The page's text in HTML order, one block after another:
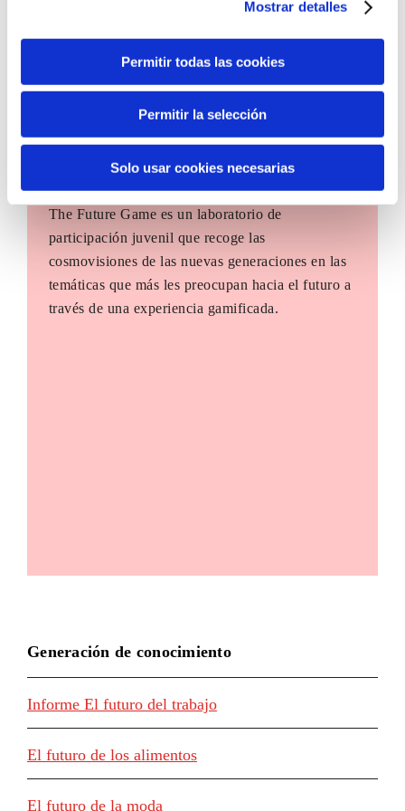
Mostrar detalles
Permitir todas las cookies
Permitir la selección
Solo usar cookies necesarias
The Future Game
The Future Game es un laboratorio de
participación juvenil que recoge las
cosmovisiones de las nuevas generaciones en las
temáticas que más les preocupan hacia el futuro a
través de una experiencia gamificada.
Generación de conocimiento
Informe El futuro del trabajo
El futuro de los alimentos
El futuro de la moda